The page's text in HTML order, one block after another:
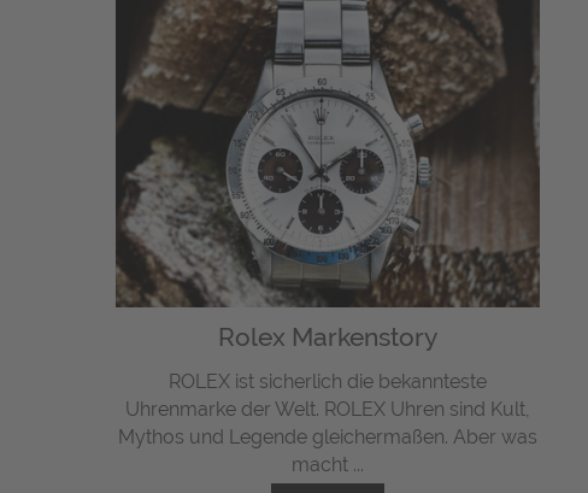
Rolex Markenstory
ROLEX ist sicherlich die bekannteste
Uhrenmarke der Welt. ROLEX Uhren sind Kult,
Mythos und Legende gleichermaßen. Aber was
macht ...